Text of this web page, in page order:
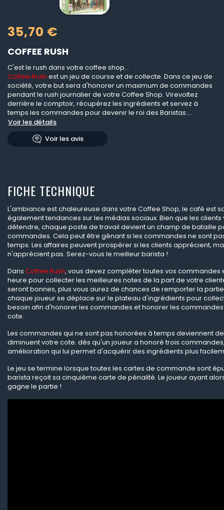
35,70 €
COFFEE RUSH
C'est le rush dans votre coffee shop...
Coffee Rush est un jeu de course et de collecte. Dans ce jeu de
société, votre but sera d'honorer un maximum de commandes
pendant le rush journalier de votre Coffee Shop. Virevoltez
derrière le comptoir, récupérez les ingrédients et servez à
temps les commandes pour devenir le roi des Baristas....
Voir les détails
Voir les avis
FICHE TECHNIQUE
L'ambiance est chaleureuse dans votre Coffee Shop, le café est
également tendances sur les médias sociaux. Bien que les clients
détendre, chaque poste de travail devient un champ de bataille
commandes. Cela peut être gênant si les commandes ne sont
temps. Les affaires peuvent prospérer si les clients apprécient,
n'apprécient pas. Serez-vous le meilleur barista !
Dans Coffee Rush, vous devez compléter toutes vos commandes
heure pour collecter les meilleures notes de la part de votre
seront bonnes, plus vous aurez de chances de remporter la
chaque joueur se déplace sur le plateau d'ingrédients pour
besoin afin d'honorer les commandes et honorer les
cote.
Les commandes qui ne sont pas honorées à temps deviennent
diminuent votre cote. dès qu'un joueur a honoré trois
amélioration qui lui permet d'acquérir des ingrédients plus
Le jeu se termine lorsque toutes les cartes de commande sont
barista reçoit sa cinquième carte de pénalité. Le joueur ayant
gagne le partie !